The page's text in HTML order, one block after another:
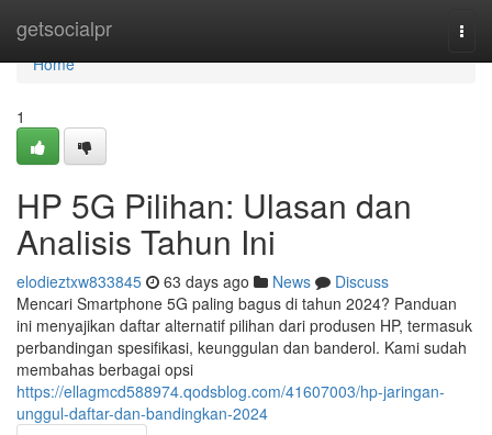
getsocialpr
Home
Home
1
HP 5G Pilihan: Ulasan dan
Analisis Tahun Ini
elodieztxw833845 63 days ago News
Discuss
Mencari Smartphone 5G paling bagus di tahun 2024? Panduan
ini menyajikan daftar alternatif pilihan dari produsen HP, termasuk
perbandingan spesifikasi, keunggulan dan banderol. Kami sudah
membahas berbagai opsi
https://ellagmcd588974.qodsblog.com/41607003/hp-jaringan-
unggul-daftar-dan-bandingkan-2024